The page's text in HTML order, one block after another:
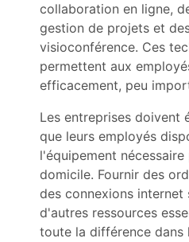
collaboration en ligne,
gestion de projets et
visioconférence. Ces
permettent aux
efficacement, peu
Les entreprises doivent
que leurs employés
l'équipement
domicile. Fournir des
des connexions internet
d'autres ressources
toute la différence dans